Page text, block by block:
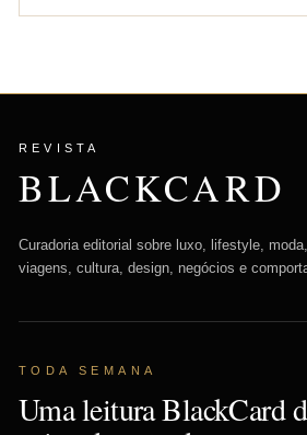
REVISTA
BLACKCARD
Curadoria editorial sobre luxo, lifestyle,
viagens, cultura, design, negócios e
TODA SEMANA
Uma leitura BlackCard